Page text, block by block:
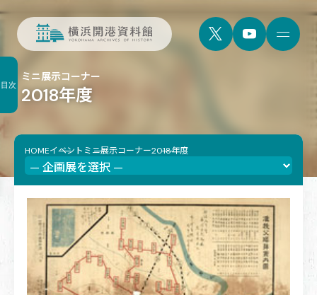
2018年度
ミニ展示コーナー
HOMEイベント ミニ展示コーナー2018年度
目次